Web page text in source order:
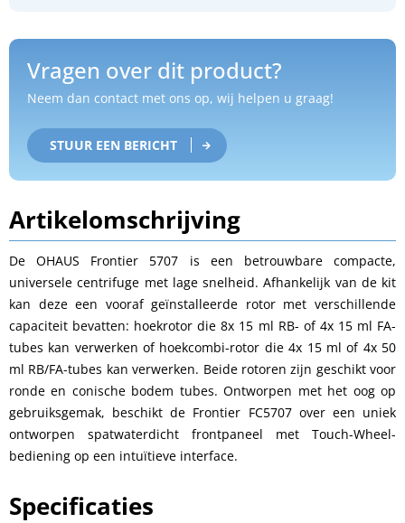
Vragen over dit product?
Neem dan contact met ons op, wij helpen u graag!
STUUR EEN BERICHT
Artikelomschrijving
De OHAUS Frontier 5707 is een betrouwbare compacte,
universele centrifuge met lage snelheid. Afhankelijk van de kit
kan deze een vooraf geïnstalleerde rotor met verschillende
capaciteit bevatten: hoekrotor die 8x 15 ml RB- of 4x 15 ml FA-
tubes kan verwerken of hoekcombi-rotor die 4x 15 ml of 4x 50
ml RB/FA-tubes kan verwerken. Beide rotoren zijn geschikt voor
ronde en conische bodem tubes. Ontworpen met het oog op
gebruiksgemak, beschikt de Frontier FC5707 over een uniek
ontworpen spatwaterdicht frontpaneel met Touch-Wheel-
bediening op een intuïtieve interface.
Specificaties